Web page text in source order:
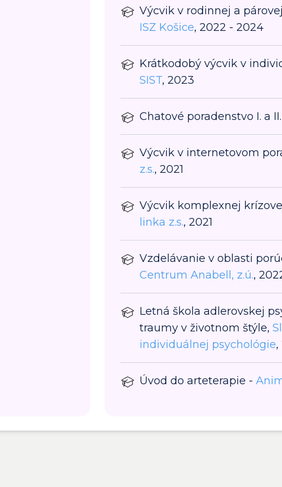
Výcvik v rodinnej a
ISZ Košice, 2022 - 2024
Krátkodobý výcvik v
SIST, 2023
Chatové poradenstvo I. a
Výcvik v internetovom
z.s., 2021
Výcvik komplexnej
linka z.s., 2021
Vzdelávanie v oblasti
Centrum Anabell, z.ú.,
Letná škola adlerovskej
traumy v životnom štýle,
individuálnej psychológie,
Úvod do arteterapie -